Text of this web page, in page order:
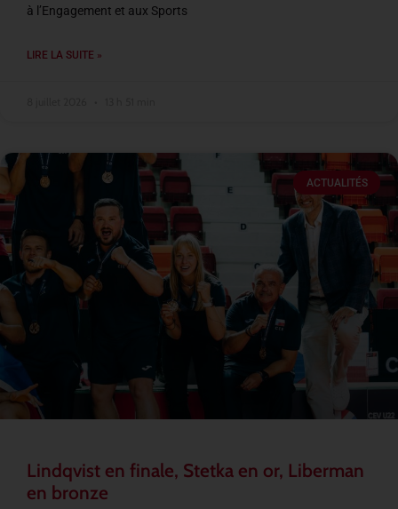
à l’Engagement et aux Sports
LIRE LA SUITE »
ACTUALITÉS
Lindqvist en finale, Stetka en or, Liberman
en bronze